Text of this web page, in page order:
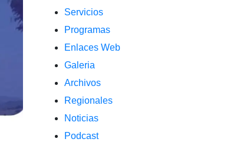
Servicios
Programas
Enlaces Web
Galeria
Archivos
Regionales
Noticias
Podcast